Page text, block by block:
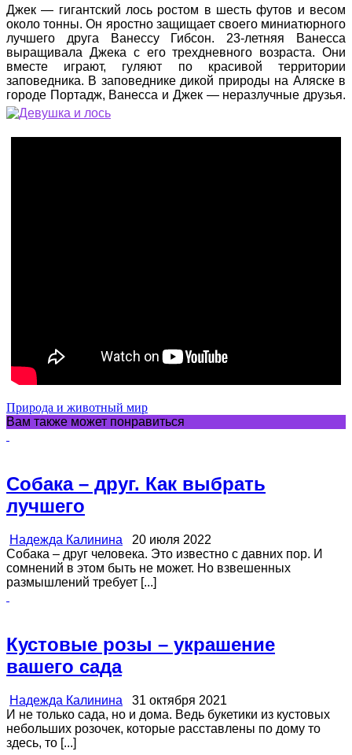
Джек — гигантский лось ростом в шесть футов и весом
около тонны. Он яростно защищает своего миниатюрного
лучшего друга Ванессу Гибсон. 23-летняя Ванесса
выращивала Джека с его трехдневного возраста. Они
вместе играют, гуляют по красивой территории
заповедника. В заповеднике дикой природы на Аляске в
городе Портадж, Ванесса и Джек — неразлучные друзья.
Природа и животный мир
Вам также может понравиться
Собака – друг. Как выбрать
лучшего
Надежда Калинина 20 июля 2022
Собака – друг человека. Это известно с давних пор. И
сомнений в этом быть не может. Но взвешенных
размышлений требует [...]
Кустовые розы – украшение
вашего сада
Надежда Калинина 31 октября 2021
И не только сада, но и дома. Ведь букетики из кустовых
небольших розочек, которые расставлены по дому то
здесь, то [...]